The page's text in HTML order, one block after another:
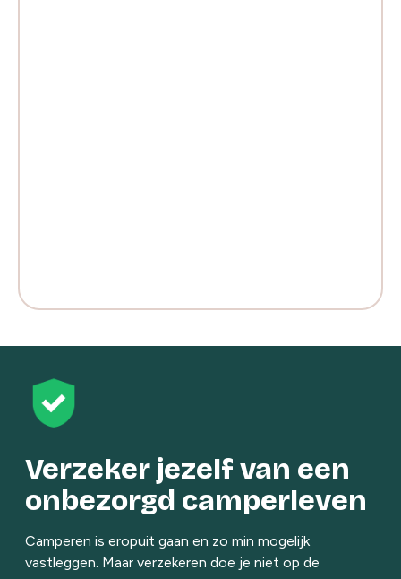
Verzeker jezelf van een
onbezorgd camperleven
Camperen is eropuit gaan en zo min mogelijk
vastleggen. Maar verzekeren doe je niet op de